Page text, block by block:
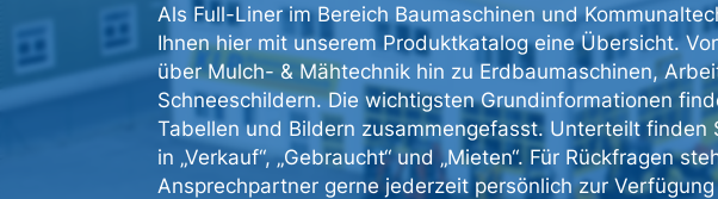
Als Full-Liner im Bereich Baumaschinen und
Ihnen hier mit unserem Produktkatalog eine Übersicht.
über Mulch- & Mähtechnik hin zu Erdbaumaschinen,
Schneeschildern. Die wichtigsten Grundinformationen
Tabellen und Bildern zusammengefasst. Unterteilt finden
in „Verkauf“, „Gebraucht“ und „Mieten“. Für Rückfragen
Ansprechpartner gerne jederzeit persönlich zur